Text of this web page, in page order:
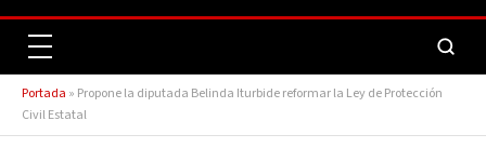
Portada » Propone la diputada Belinda Iturbide reformar la Ley de Protección
Civil Estatal